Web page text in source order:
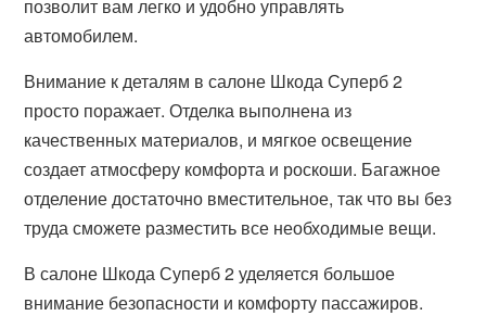
позволит вам легко и удобно управлять
автомобилем.
Внимание к деталям в салоне Шкода Суперб 2
просто поражает. Отделка выполнена из
качественных материалов, и мягкое освещение
создает атмосферу комфорта и роскоши. Багажное
отделение достаточно вместительное, так что вы без
труда сможете разместить все необходимые вещи.
В салоне Шкода Суперб 2 уделяется большое
внимание безопасности и комфорту пассажиров.